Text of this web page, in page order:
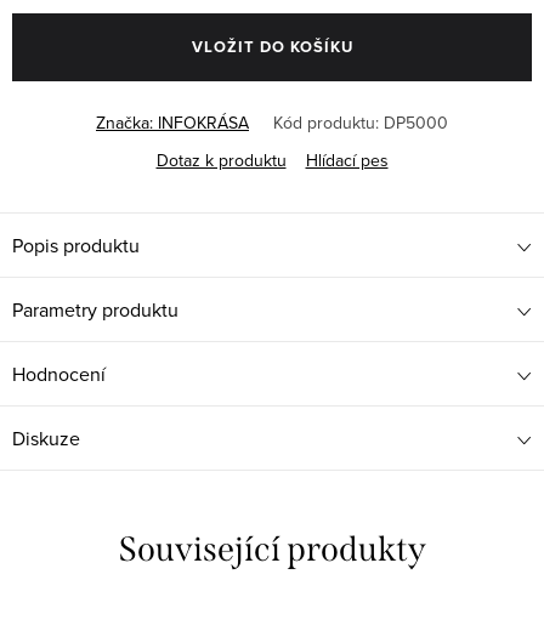
VLOŽIT DO KOŠÍKU
Značka: INFOKRÁSA Kód produktu: DP5000
Dotaz k produktu
Hlídací pes
Popis produktu
Parametry produktu
Hodnocení
Diskuze
Související produkty